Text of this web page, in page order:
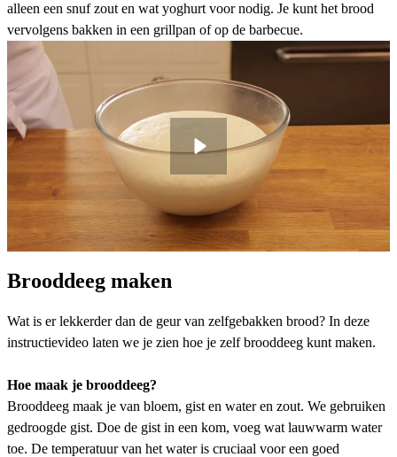
alleen een snuf zout en wat yoghurt voor nodig. Je kunt het brood
vervolgens bakken in een grillpan of op de barbecue.
Brooddeeg maken
Wat is er lekkerder dan de geur van zelfgebakken brood? In deze
instructievideo laten we je zien hoe je zelf brooddeeg kunt maken.
Hoe maak je brooddeeg?
Brooddeeg maak je van bloem, gist en water en zout. We gebruiken
gedroogde gist. Doe de gist in een kom, voeg wat lauwwarm water
toe. De temperatuur van het water is cruciaal voor een goed